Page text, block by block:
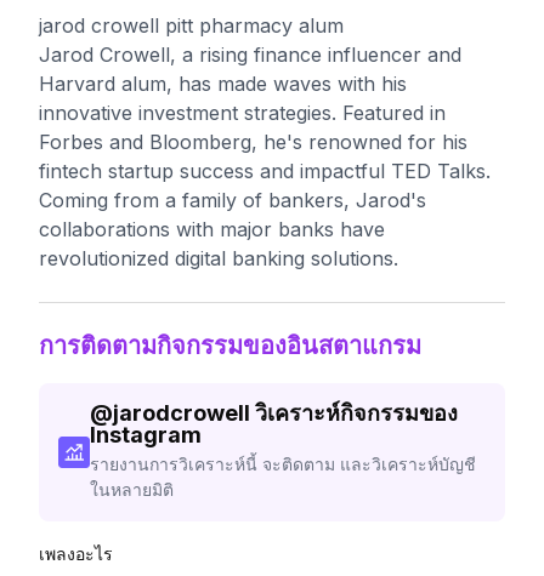
jarod crowell pitt pharmacy alum
Jarod Crowell, a rising finance influencer and
Harvard alum, has made waves with his
innovative investment strategies. Featured in
Forbes and Bloomberg, he's renowned for his
fintech startup success and impactful TED Talks.
Coming from a family of bankers, Jarod's
collaborations with major banks have
revolutionized digital banking solutions.
การติดตามกิจกรรมของอินสตาแกรม
@jarodcrowell วิเคราะห์กิจกรรมของ
Instagram
รายงานการวิเคราะห์นี้ จะติดตาม และวิเคราะห์บัญชี
ในหลายมิติ
เพลงอะไร